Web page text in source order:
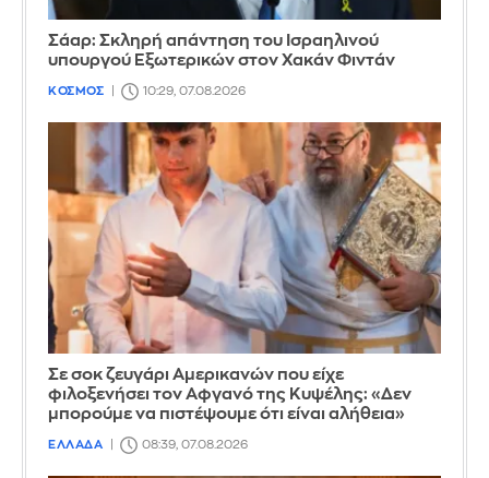
Σάαρ: Σκληρή απάντηση του Ισραηλινού
υπουργού Εξωτερικών στον Χακάν Φιντάν
ΚΟΣΜΟΣ 10:29, 07.08.2026
Σε σοκ ζευγάρι Αμερικανών που είχε
φιλοξενήσει τον Αφγανό της Κυψέλης: «Δεν
μπορούμε να πιστέψουμε ότι είναι αλήθεια»
ΕΛΛΑΔΑ 08:39, 07.08.2026